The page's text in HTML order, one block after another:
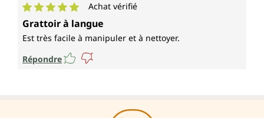
Note moyenne de 5 sur 5 étoiles
Achat vérifié
Grattoir à langue
Est très facile à manipuler et à nettoyer.
Répondre